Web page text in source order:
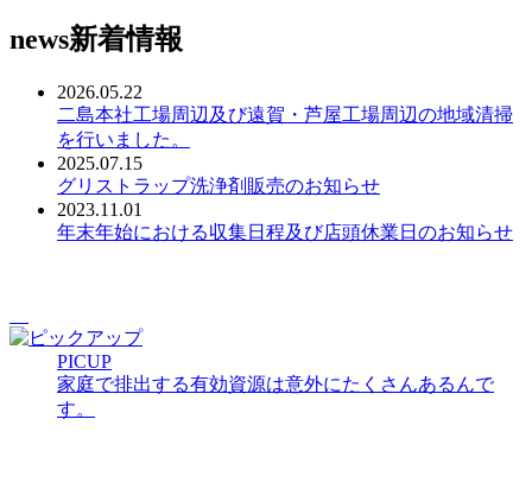
news新着情報
2026.05.22
二島本社工場周辺及び遠賀・芦屋工場周辺の地域清掃
を行いました。
2025.07.15
グリストラップ洗浄剤販売のお知らせ
2023.11.01
年末年始における収集日程及び店頭休業日のお知らせ
PICUP
家庭で排出する有効資源は意外にたくさんあるんで
す。